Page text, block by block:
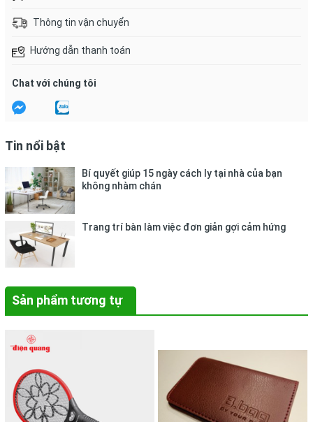
Thông tin vận chuyển
Hướng dẫn thanh toán
Chat với chúng tôi
Tin nổi bật
Bí quyết giúp 15 ngày cách ly tại nhà của bạn
không nhàm chán
Trang trí bàn làm việc đơn giản gợi cảm hứng
Sản phẩm tương tự